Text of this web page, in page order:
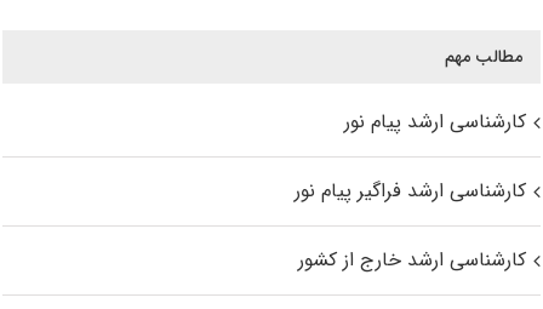
مطالب مهم
کارشناسی ارشد پیام نور
کارشناسی ارشد فراگیر پیام نور
کارشناسی ارشد خارج از کشور